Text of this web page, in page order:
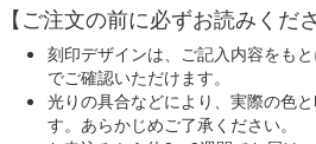
【ご注文の前に必ずお読みくだ
刻印デザインは、ご記入内容をも
でご確認いただけます。
光りの具合などにより、実際の色
す。あらかじめご了承ください。